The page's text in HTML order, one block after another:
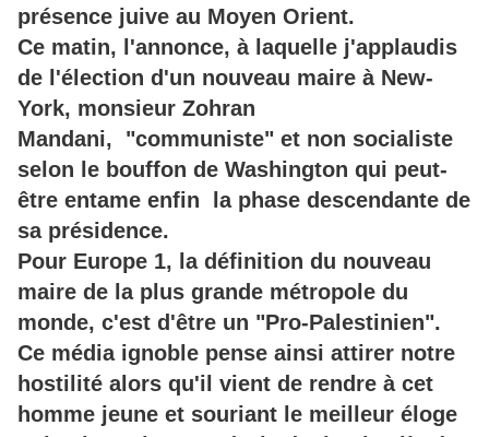
présence juive au Moyen Orient.
Ce matin, l'annonce, à laquelle j'applaudis
de l'élection d'un nouveau maire à New-
York, monsieur Zohran
Mandani, "communiste" et non socialiste
selon le bouffon de Washington qui peut-
être entame enfin la phase descendante de
sa présidence.
Pour Europe 1, la définition du nouveau
maire de la plus grande métropole du
monde, c'est d'être un "Pro-Palestinien".
Ce média ignoble pense ainsi attirer notre
hostilité alors qu'il vient de rendre à cet
homme jeune et souriant le meilleur éloge